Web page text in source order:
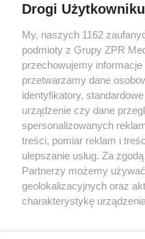
Żaden utwór zamieszczony w
rozpowszechniany lub dalej
tym także elektroniczny lub
eksploatacji w jakiejkolwiek
Internecie bez pisemnej zgody
wykorzystanie utworów w
tzn. bez właściwej zgody, jest
ścigane prawnie.
Drogi
My, naszych 1162
podmioty z Grupy ZPR
przechowujemy
przetwarzamy dane
identyfikatory,
urządzenie czy dane
spersonalizowanych
treści, pomiar reklam i
ulepszanie usług. Za
Partnerzy możemy
geolokalizacyjnych oraz
charakterystykę